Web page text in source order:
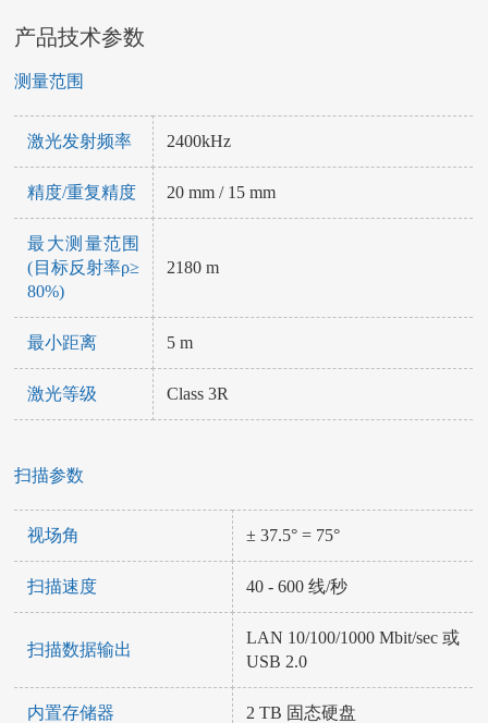
产品技术参数
测量范围
激光发射频率 2400kHz
精度/重复精度 20 mm / 15 mm
最大测量范围
(目标反射率ρ≥
80%)
2180 m
最小距离 5 m
激光等级 Class 3R
扫描参数
视场角 ± 37.5° = 75°
扫描速度 40 - 600 线/秒
扫描数据输出
LAN 10/100/1000 Mbit/sec 或
USB 2.0
内置存储器 2 TB 固态硬盘